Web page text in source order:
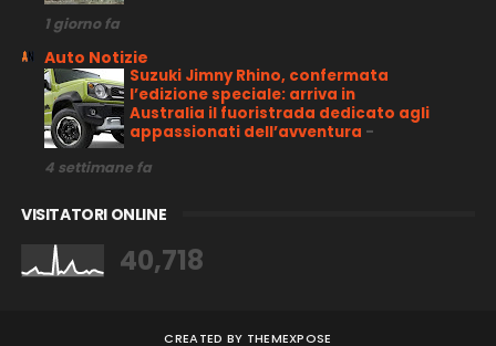
1 giorno fa
Auto Notizie
Suzuki Jimny Rhino, confermata
l’edizione speciale: arriva in
Australia il fuoristrada dedicato agli
appassionati dell’avventura -
4 settimane fa
VISITATORI ONLINE
40,718
CREATED BY THEMEXPOSE